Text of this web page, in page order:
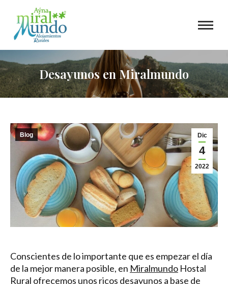
Desayunos en Miralmundo
Dic
4
2022
Blog
Conscientes de lo importante que es empezar el día
de la mejor manera posible, en Miralmundo Hostal
Rural ofrecemos unos ricos desayunos a base de